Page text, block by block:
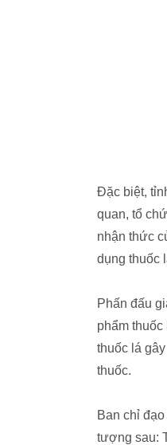
Đặc biệt,
quan, tổ
nhận thức
dụng thuốc
Phấn đấu
phẩm
thuốc lá
thuốc.
Ban chỉ
tượng sau: